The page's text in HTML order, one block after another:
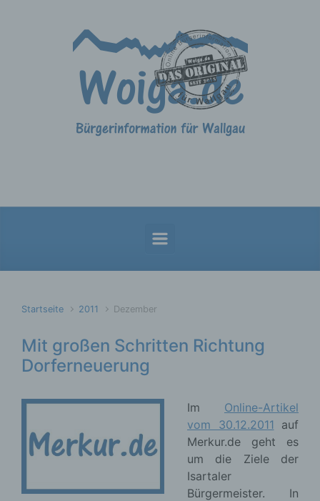
Startseite 2011 Dezember
Mit großen Schritten Richtung
Dorferneuerung
Im Online-Artikel
vom 30.12.2011 auf
Merkur.de geht es
um die Ziele der
Isartaler
Bürgermeister. In